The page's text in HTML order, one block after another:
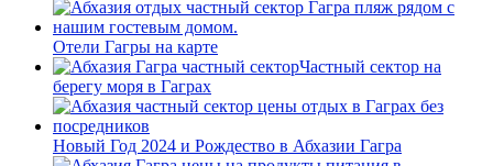
Отели Гагры на карте
Частный сектор на
берегу моря в Гаграх
Новый Год 2024 и Рождество в Абхазии Гагра